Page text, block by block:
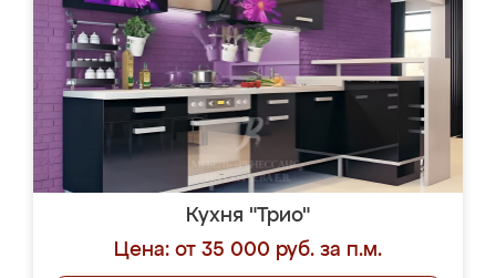
Кухня "Трио"
Цена: от 35 000 руб. за п.м.